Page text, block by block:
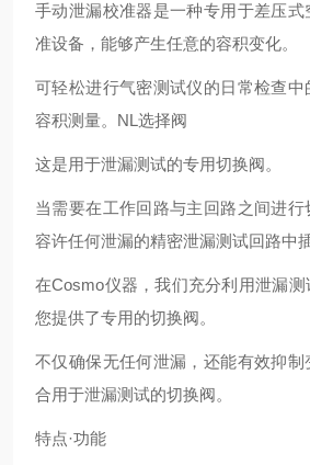
手动泄漏校准器是一种专用于差压式
准设备，能够产生任意的容积变化。
可轻松进行气密测试仪的日常检查中
容积测量。NL选择阀
这是用于泄漏测试的专用切换阀。
当需要在工作回路与主回路之间进
容许任何泄漏的精密泄漏测试回路中
在Cosmo仪器，我们充分利用泄漏
您提供了专用的切换阀。
不仅确保无任何泄漏，还能有效抑
合用于泄漏测试的切换阀。
特点·功能